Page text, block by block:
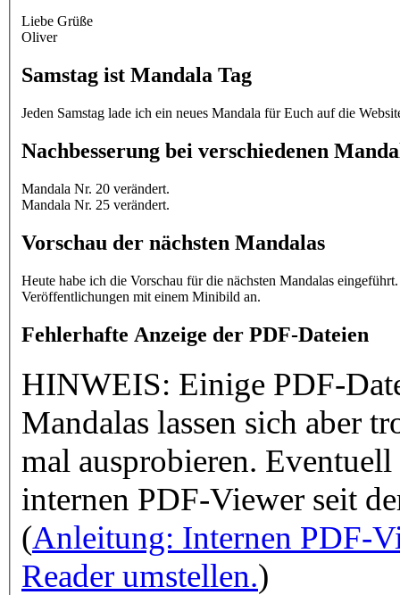
Liebe Grüße
Oliver
Samstag ist Mandala Tag
Nachbesserung bei verschiedenen
Mandala Nr. 20 verändert.
Mandala Nr. 25 verändert.
Vorschau der nächsten Mandalas
Heute habe ich die Vorschau für die nächsten Mandalas eingeführt. Im
Veröffentlichungen mit einem Minibild an.
Fehlerhafte Anzeige der PDF-Dateien
HINWEIS: Einige PDF-
Mandalas lassen sich aber trotzdem ausdrucken - also einfach
mal ausprobieren.
internen
(Anleitung: Internen PDF-
Reader umstellen.)